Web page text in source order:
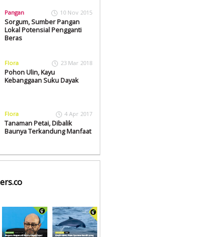
Pangan 10 Nov 2015
Sorgum, Sumber Pangan
Lokal Potensial Pengganti
Beras
Flora 23 Mar 2018
Pohon Ulin, Kayu
Kebanggaan Suku Dayak
Flora 4 Apr 2017
Tanaman Petai, Dibalik
Baunya Terkandung Manfaat